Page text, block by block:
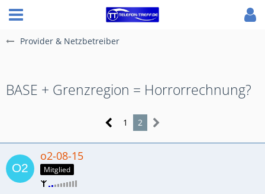
Provider & Netzbetreiber
BASE + Grenzregion = Horrorrechnung?
1 2
o2-08-15
Mitglied